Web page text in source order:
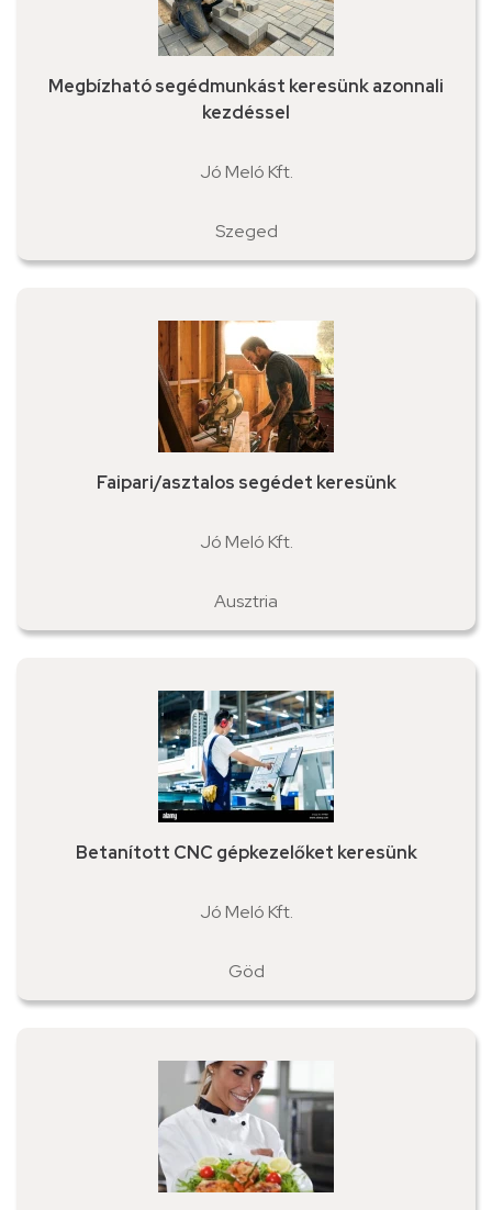
Megbízható segédmunkást keresünk azonnali
kezdéssel
Jó Meló Kft.
Szeged
Faipari/asztalos segédet keresünk
Jó Meló Kft.
Ausztria
Betanított CNC gépkezelőket keresünk
Jó Meló Kft.
Göd